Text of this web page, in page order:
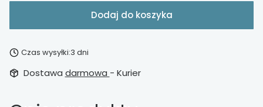
Dodaj do koszyka
Czas wysyłki:3 dni
Dostawa darmowa - Kurier